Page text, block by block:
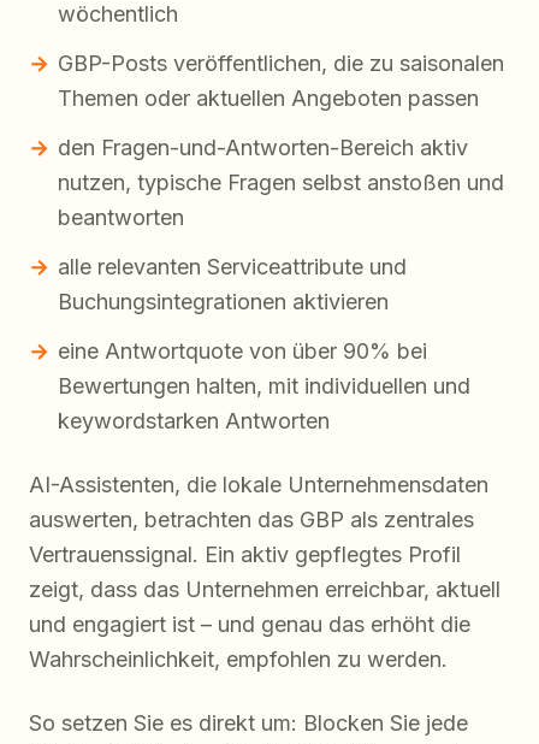
wöchentlich
GBP-Posts veröffentlichen, die zu saisonalen
Themen oder aktuellen Angeboten passen
den Fragen-und-Antworten-Bereich aktiv
nutzen, typische Fragen selbst anstoßen und
beantworten
alle relevanten Serviceattribute und
Buchungsintegrationen aktivieren
eine Antwortquote von über 90% bei
Bewertungen halten, mit individuellen und
keywordstarken Antworten
AI-Assistenten, die lokale Unternehmensdaten
auswerten, betrachten das GBP als zentrales
Vertrauenssignal. Ein aktiv gepflegtes Profil
zeigt, dass das Unternehmen erreichbar, aktuell
und engagiert ist – und genau das erhöht die
Wahrscheinlichkeit, empfohlen zu werden.
So setzen Sie es direkt um: Blocken Sie jede